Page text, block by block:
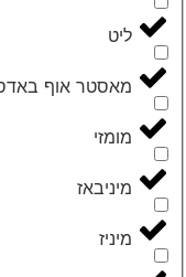
‮ליט‬
‮מאסטר אוף באדס‬
‮מומזי‬
‮מיניבאז‬
‮מיניז‬